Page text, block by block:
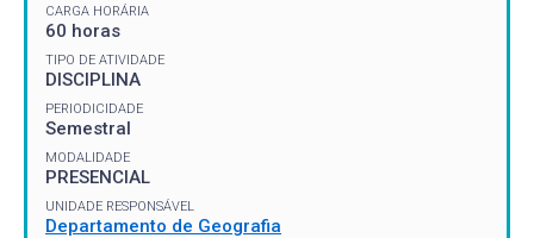
CARGA HORÁRIA
60 horas
TIPO DE ATIVIDADE
DISCIPLINA
PERIODICIDADE
Semestral
MODALIDADE
PRESENCIAL
UNIDADE RESPONSÁVEL
Departamento de Geografia